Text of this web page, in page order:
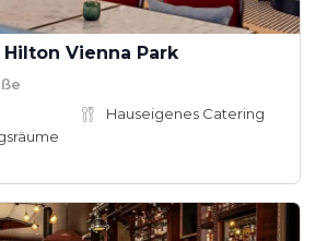
Vienna Park
Hauseigenes Catering